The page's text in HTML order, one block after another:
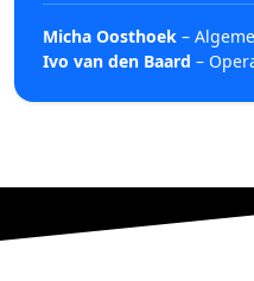
Micha Oosthoek –
Ivo van den Baard –